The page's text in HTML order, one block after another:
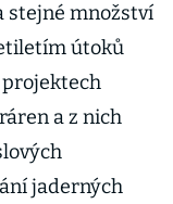
stejné množství
útoků
a z nich
jaderných